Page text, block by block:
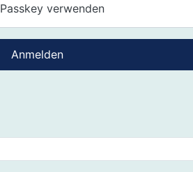
Passkey verwenden
Anmelden